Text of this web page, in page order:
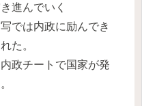
進んでいく
では内政に励んでき
た。
政チートで国家が発